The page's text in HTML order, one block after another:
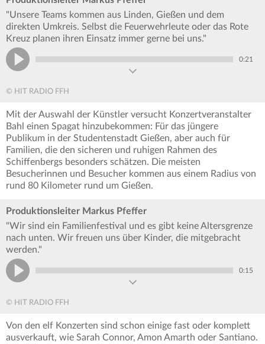
"Unsere Teams kommen aus Linden, Gießen und dem
direkten Umkreis. Selbst die Feuerwehrleute oder das Rote
Kreuz planen ihren Einsatz immer gerne bei uns."
0:21
© HIT RADIO FFH
Mit der Auswahl der Künstler versucht Konzertveranstalter
Bahl einen Spagat hinzubekommen: Für das jüngere
Publikum in der Studentenstadt Gießen, aber auch für
Familien, die den sicheren und ruhigen Rahmen des
Schiffenbergs besonders schätzen. Die meisten
Besucherinnen und Besucher kommen aus einem Radius von
rund 80 Kilometer rund um Gießen.
Produktionsleiter Markus Pfeffer
"Wir sind ein Familienfestival und es gibt keine Altersgrenze
nach unten. Wir freuen uns über Kinder, die mitgebracht
werden."
0:15
© HIT RADIO FFH
Von den elf Konzerten sind schon einige fast oder komplett
ausverkauft, wie Sarah Connor, Amon Amarth oder Santiano.